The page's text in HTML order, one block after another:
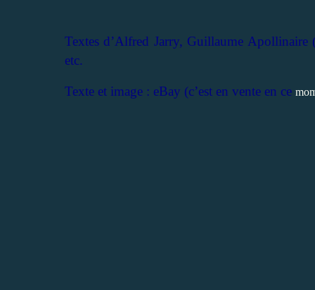
Textes d’Alfred Jarry, Guillaume
etc.
Texte et image : eBay (c’est en vente en ce